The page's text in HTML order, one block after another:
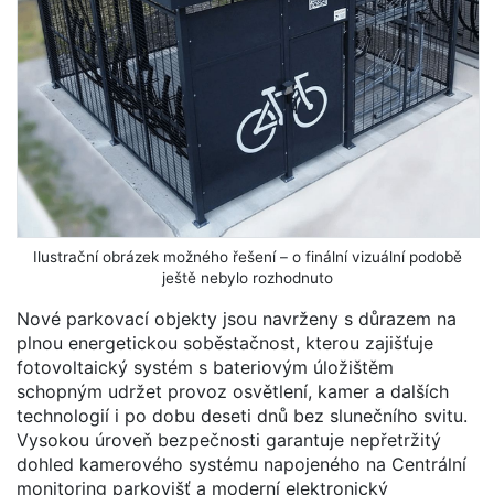
Ilustrační obrázek možného řešení – o finální vizuální podobě
ještě nebylo rozhodnuto
Nové parkovací objekty jsou navrženy s důrazem na
plnou energetickou soběstačnost, kterou zajišťuje
fotovoltaický systém s bateriovým úložištěm
schopným udržet provoz osvětlení, kamer a dalších
technologií i po dobu deseti dnů bez slunečního svitu.
Vysokou úroveň bezpečnosti garantuje nepřetržitý
dohled kamerového systému napojeného na Centrální
monitoring parkovišť a moderní elektronický